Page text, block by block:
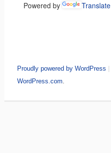
Powered by Translate
Proudly powered by WordPress
WordPress.com.